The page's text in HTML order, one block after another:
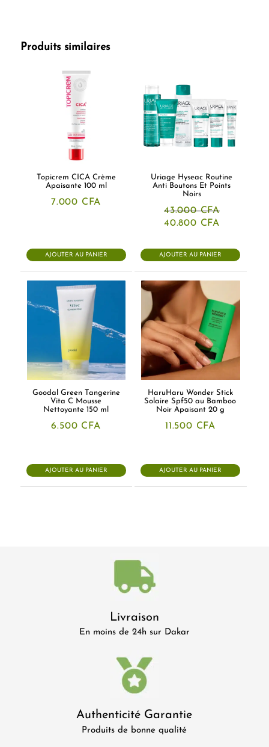
Produits similaires
Topicrem CICA Crème
Apaisante 100 ml
7.000 CFA
AJOUTER AU PANIER
Uriage Hyseac Routine
Anti Boutons Et Points
Noirs
43.000CFA
Le
était :
43.000 CFA.
40.800 CFA
est :
40.800
AJOUTER AU PANIER
Goodal Green Tangerine
Vita C Mousse
Nettoyante 150 ml
6.500 CFA
AJOUTER AU PANIER
HaruHaru Wonder Stick
Solaire Spf50 au Bamboo
Noir Apaisant 20 g
11.500 CFA
AJOUTER AU PANIER
Livraison
En moins de 24h sur Dakar
Authenticité Garantie
Produits de bonne qualité